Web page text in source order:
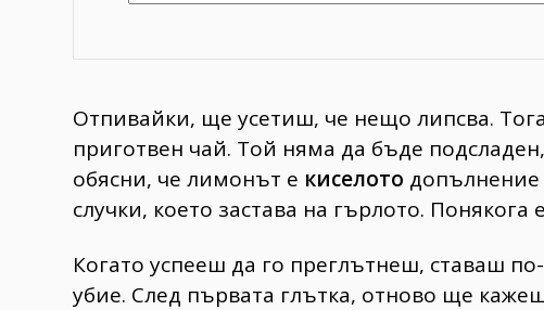
Отпивайки, ще усетиш, че нещо липсва.
приготвен чай. Той няма да бъде
обясни, че лимонът е киселото допълнение
случки, което застава на гърлото. Понякога
Когато успееш да го преглътнеш, ставаш
убие. След първата глътка, отново ще